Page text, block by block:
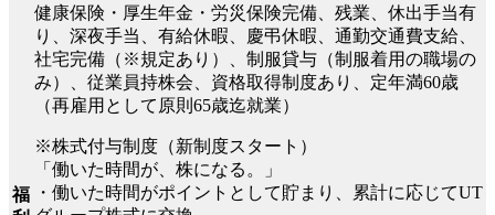
福
健康保険・厚生年金・労災保険完備、残業、休出手当有
り、深夜手当、有給休暇、慶弔休暇、通勤交通費支給、
社宅完備（※規定あり）、制服貸与（制服着用の職場の
み）、従業員持株会、資格取得制度あり、定年満60歳
（再雇用として原則65歳迄就業）
※株式付与制度（新制度スタート）
「働いた時間が、株になる。」
・働いた時間がポイントとして貯まり、累計に応じてUT